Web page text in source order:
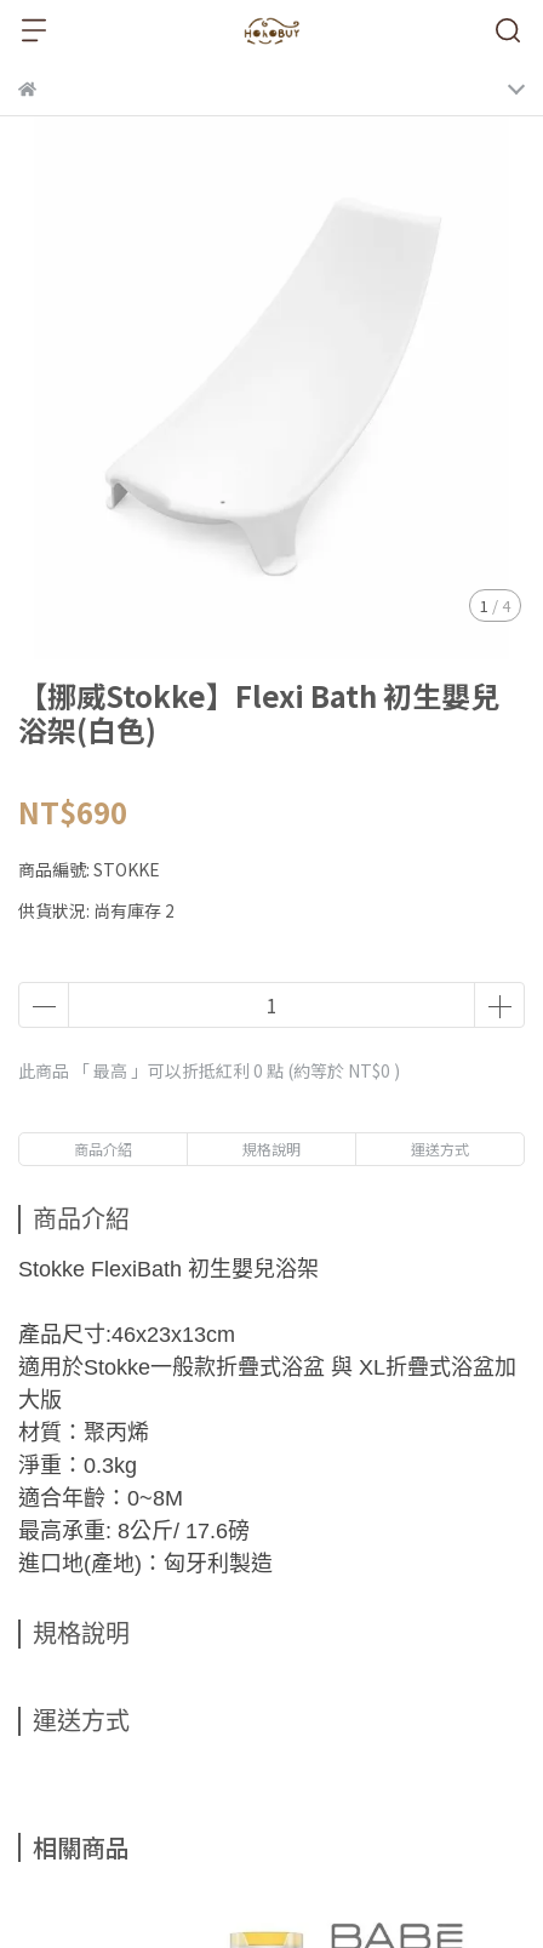
1 / 4
【挪威Stokke】Flexi Bath 初生嬰兒
浴架(白色)
NT$690
商品編號: STOKKE
供貨狀況: 尚有庫存 2
此商品 「 最高 」可以折抵紅利 0 點 (約等於 NT$0 )
商品介紹 規格說明 運送方式
商品介紹
Stokke FlexiBath 初生嬰兒浴架
產品尺寸:46x23x13cm
適用於Stokke一般款折疊式浴盆 與 XL折疊式浴盆加
大版
材質：聚丙烯
淨重：0.3kg
適合年齡：0~8M
最高承重: 8公斤/ 17.6磅
進口地(產地)：匈牙利製造
規格說明
運送方式
相關商品